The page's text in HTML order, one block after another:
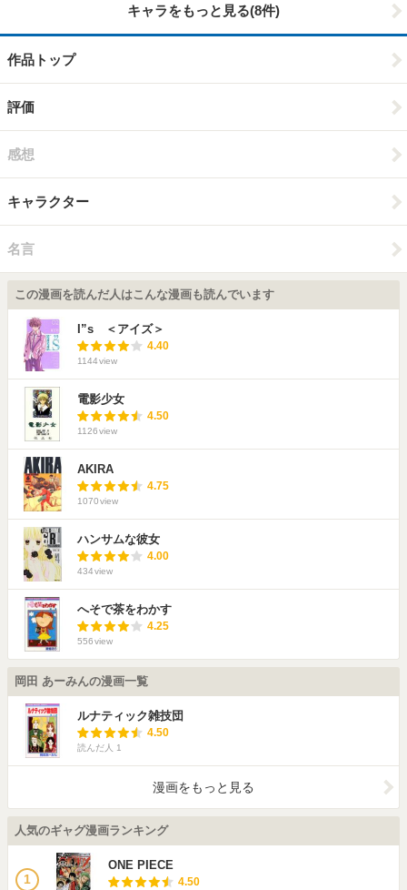
キャラをもっと見る(8件)
作品トップ
評価
感想
キャラクター
名言
この漫画を読んだ人はこんな漫画も読んでいます
I”s ＜アイズ＞
4.40
1144view
電影少女
4.50
1126view
AKIRA
4.75
1070view
ハンサムな彼女
4.00
434view
へそで茶をわかす
4.25
556view
岡田 あーみんの漫画一覧
ルナティック雑技団
4.50
読んだ人 1
漫画をもっと見る
人気のギャグ漫画ランキング
1
ONE PIECE
4.50